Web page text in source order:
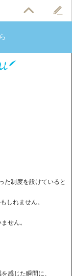
た制度を設けていると
しれません。
せん。
感じた瞬間に、